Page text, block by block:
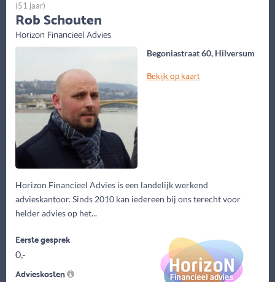
Begoniastraat 60, Hilversum
Bekijk op kaart
Horizon Financieel Advies is een landelijk werkend
advieskantoor. Sinds 2010 kan iedereen bij ons terecht voor
helder advies op het...
(51 jaar)
Rob Schouten
Horizon Financieel Advies
Eerste gesprek
0,-
Advieskosten